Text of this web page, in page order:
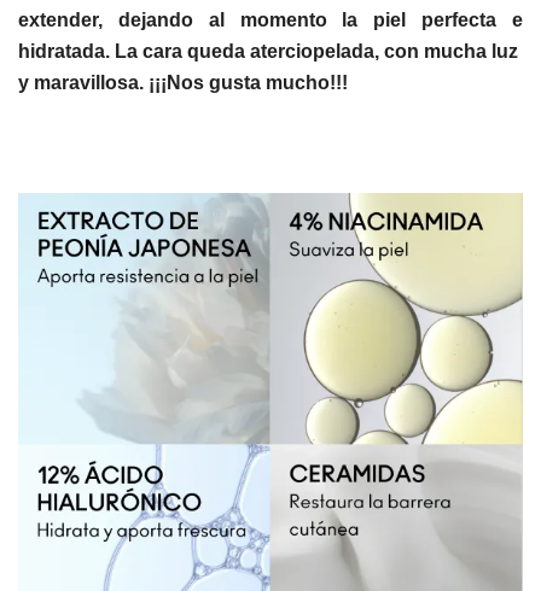
extender, dejando al momento la piel perfecta e
hidratada. La cara queda aterciopelada, con mucha luz
y maravillosa. ¡¡¡Nos gusta mucho!!!